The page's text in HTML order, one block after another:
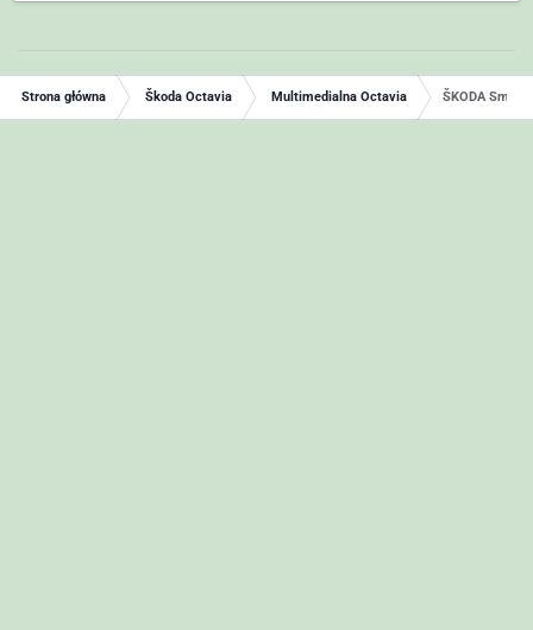
Strona główna Škoda Octavia Multimedialna Octavia ŠKODA